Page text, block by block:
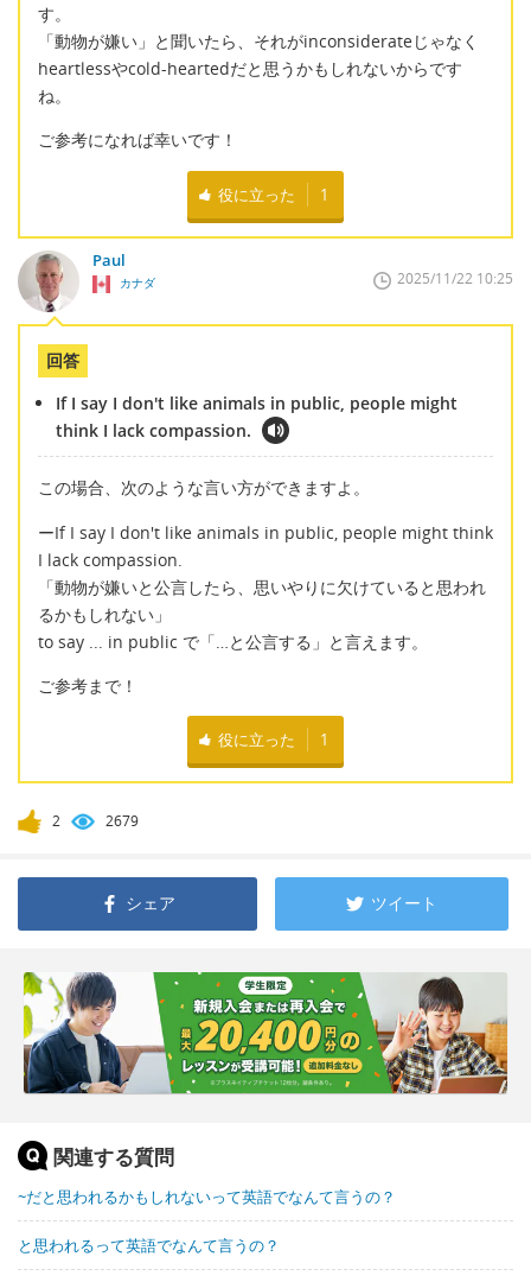
す。
「動物が嫌い」と聞いたら、それがinconsiderateじゃなく
heartlessやcold-heartedだと思うかもしれないからです
ね。
ご参考になれば幸いです！
役に立った 1
Paul
カナダ 2025/11/22 10:25
回答
If I say I don't like animals in public, people might
think I lack compassion.
この場合、次のような言い方ができますよ。
ーIf I say I don't like animals in public, people might think
I lack compassion.
「動物が嫌いと公言したら、思いやりに欠けていると思われ
るかもしれない」
to say ... in public で「…と公言する」と言えます。
ご参考まで！
役に立った 1
2 2679
シェア ツイート
関連する質問
~だと思われるかもしれないって英語でなんて言うの？
と思われるって英語でなんて言うの？